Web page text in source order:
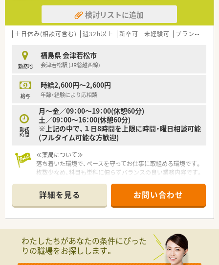
【長く働ける環境】
有給休暇の取得や育児休暇など、従業員の皆さんが長く働ける環
境を整えております。シフトは本社が作成しており、店舗全体の
バランスを見て、無理のない人数体制で勤務できるよう調整して
お互い様の風土が根付けており、有給休暇の取得率が95％以上
と高水準です。
また、育児休暇取得率は90％以上でお仕事をプライベートの両
＼＼＼企業について／／／
いる薬局です。
地域に根ざした店舗展開をベースに、地域医療に開かれた薬局作
りを目指しています。
同じエリアに複数店舗があることが多く、通勤範囲内でさまざま
検討リストに追加
土日休み(相談可含む) 週32h以上 新卒可 未経験可 ブランク可
勤務地
福島県 会津若松市
会津若松駅 (JR磐越西線)
給与
時給2,600円～2,600円
年齢・経験により応相談
勤務
時間
月～金／09：00～19：00(休憩60分)
土／09：00～16：00(休憩60分)
※上記の中で、１日8時間を上限に時間・曜日相談可能
(フルタイム可能な方歓迎)
≪薬局について≫
落ち着いた環境で、ペースを守ってお仕事に取組める環境です。
枚数少なめ、科目も単科に偏らずバランスの良い業務内容です。
詳細を見る お問い合わせ
わたしたちがあなたの条件にぴった
りの職場をお探しします。